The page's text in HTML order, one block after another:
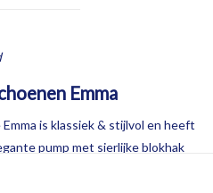
Emma
is klassiek & stijlvol en heeft
pump met sierlijke blokhak